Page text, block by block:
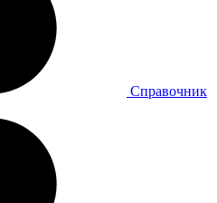
Справочник